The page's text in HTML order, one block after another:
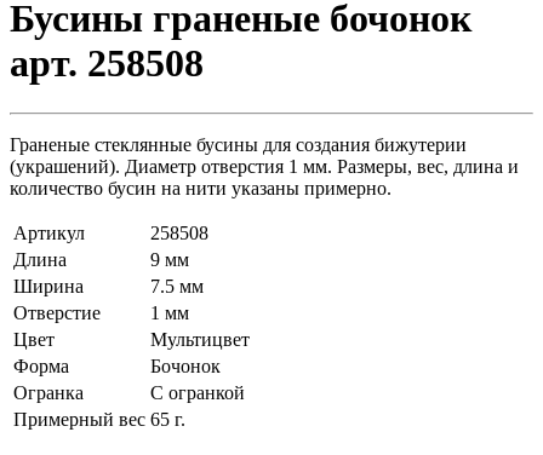
Бусины граненые бочонок
арт. 258508
Граненые стеклянные бусины для создания бижутерии
(украшений). Диаметр отверстия 1 мм. Размеры, вес, длина и
количество бусин на нити указаны примерно.
Артикул
258508
Длина
9 мм
Ширина
7.5 мм
Отверстие
1 мм
Цвет
Мультицвет
Форма
Бочонок
Огранка
С огранкой
Примерный вес 65 г.